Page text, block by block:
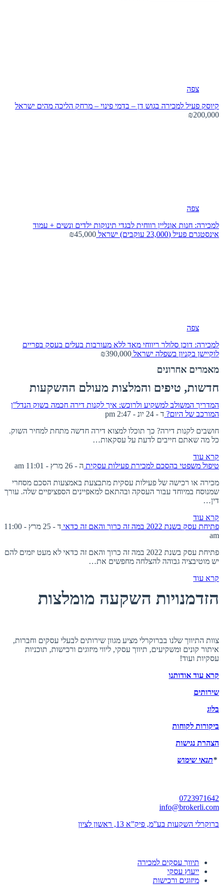
צפה
קיוסק פעיל למכירה בגוש דן – בדמי פינוי – מרחק הליכה מהים ישראל
₪200,000
צפה
למכירה: חנות אונליין רווחית לבגדי תינוקות ילדים ונשים + עמוד
אינסטגרם פעיל (23,000 עוקבים)
ישראל ₪45,000
צפה
למכירה: דוכן סלולר ריווחי מאד ללא מעורבות בעלים בעסק בפריים
לוקיישן בקניון בשפלה ישראל ₪390,000
מאמרים אחרונים
חדשות, טיפים והמלצות מעולם ההשקעות
המדריך המשולב למשקיע ולרוכש: איך לקנות דירה חכמה בשוק הנדל”ן
המורכב של היום? ד - 24 יונ - 2:47 pm
חושבים לקנות דירה? כך תוכלו למצוא דירה חדשה מתחת למחיר השוק.
כל מה שאתם חייבים לדעת על עסקאות…
קרא עוד
טיפול משפטי בהסכם למכירת פעילות עסקית ה - 26 מרץ - 11:01 am
מכירה או רכישה של פעילות עסקית מתבצעת באמצעות הסכם מסחרי
שמנוסח במיוחד עבור העסקה ובהתאם למאפיינים הספציפיים שלה. עורך
דין…
קרא עוד
פתיחת עסק בשנת 2022 במה זה כרוך והאם זה כדאי
ד - 25 מרץ - 11:00
am
פתיחת עסק בשנת 2022 במה זה כרוך והאם זה כדאי לא מעט יזמים להם
יש מוטיבציה גבוהה להצלחה מחפשים את…
קרא עוד
הזדמנויות השקעה מומלצות
צוות התיווך שלנו בברוקרלי מציע מגוון שירותים לבעלי עסקים וחברות,
איתור קונים ומשקיעים, תיווך עסקי, ליווי מיזוגים ורכישות, תוכניות
עסקיות ועוד!
קרא עוד אודותנו
שירותים
בלוג
ביקורות לקוחות
הצהרת נגישות
*תנאי שימוש
0723971642
info@brokerli.com
ברוקרלי השקעות בע”מ, פיק”א 13, ראשון לציון
תיווך עסקים למכירה
ייעוץ עסקי
מיזוגים ורכישות